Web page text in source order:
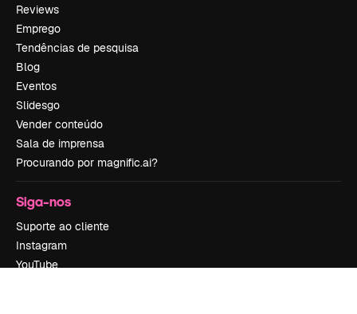
Reviews
Emprego
Tendências de pesquisa
Blog
Eventos
Slidesgo
Vender conteúdo
Sala de imprensa
Procurando por magnific.ai?
Siga-nos
Suporte ao cliente
Instagram
YouTube